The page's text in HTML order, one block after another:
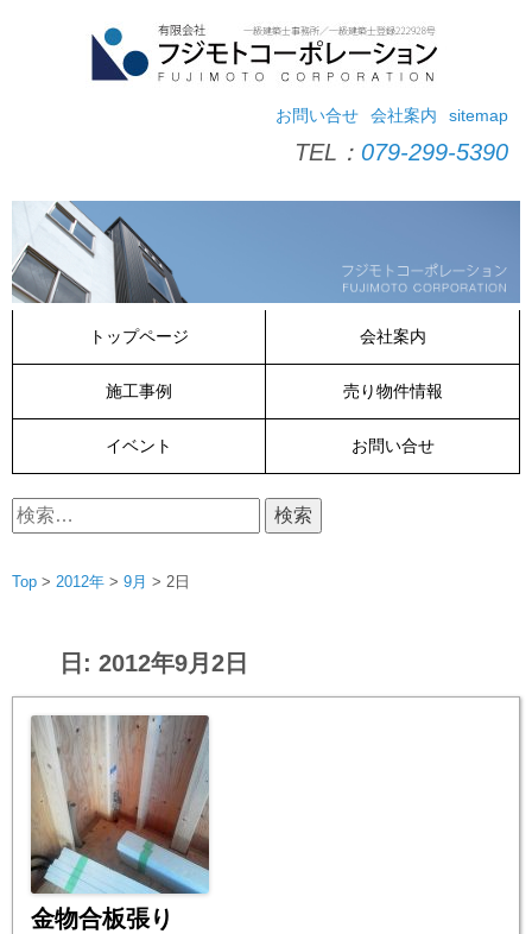
sitemap
会社案内
お問い合せ
TEL： 079-299-5390
トップページ 会社案内
施工事例 売り物件情報
イベント お問い合せ
検
索:
Top > 2012年 > 9月 > 2日
日: 2012年9月2日
金物合板張り